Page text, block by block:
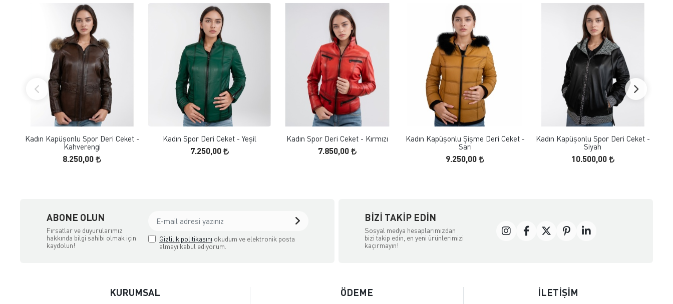
FAVORILERE EKLE
ÜRÜN İNCELE
Kadın Kapüşonlu Spor Deri Ceket -
Kahverengi
8.250,00
FAVORILERE EKLE
ÜRÜN İNCELE
Kadın Spor Deri Ceket - Yeşil
7.250,00
FAVORILERE EKLE
ÜRÜN İNCELE
Kadın Spor Deri Ceket - Kırmızı
7.850,00
FAVORILERE EKLE
ÜRÜN İNCELE
Kadın Kapüşonlu Şişme Deri Ceket -
Sarı
9.250,00
FAVORILERE EKLE
ÜRÜN İNCELE
Kadın Kapüşonlu Spor Deri Ceket -
Siyah
10.500,00
ABONE OLUN
Fırsatlar ve duyurularımız
hakkında bilgi sahibi olmak için
kaydolun!
Gizlilik politikasını okudum ve elektronik posta
almayı kabul ediyorum.
BIZI TAKIP EDIN
Sosyal medya hesaplarımızdan
bizi takip edin, en yeni ürünlerimizi
kaçırmayın!
KURUMSAL ÖDEME İLETİŞİM